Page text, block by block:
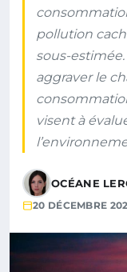
pollution
sous-
aggraver le
visent à
OCÉANE
20 DÉCEMBRE